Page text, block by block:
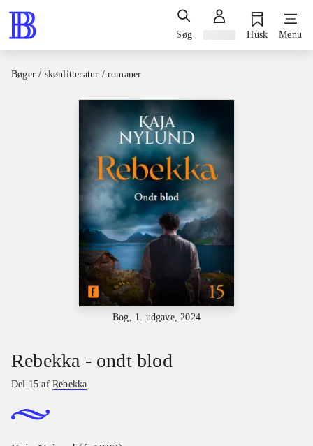
Søg Husk Menu
Bøger / skønlitteratur / romaner
Bog, 1. udgave, 2024
Rebekka - ondt blod
Del 15 afRebekka